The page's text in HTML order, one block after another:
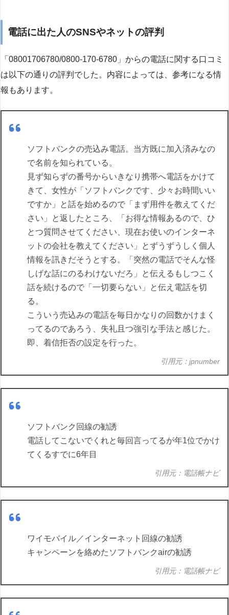
電話に出た人のSNSやネットの評判
「08001706780/0800-170-6780」からの電話に関する口コミ
は以下の通りの評判でした。内容によっては、参考になる情
報もあります。
ソフトバンクの売込み電話。当方既に加入済みなの
で名前を知られている。
見ず知らずの番号からいきなり携帯へ電話をかけて
きて、女性が「ソフトバンクです、少々お時間いい
ですか」と話を始めるので「まず用件を教えてくだ
さい」と返したところ、「お得な情報あるので、ひ
とつ質問させてください、現在お使いのインターネ
ットの会社を教えてください」とずうずうしく個人
情報を訊きだそうとする。「突然の電話でそんな怪
しげな話にのるわけないだろ」と伝えるもしつこく
話を続けるので「一切要らない」と伝え電話を切
る。
こういう売込みの電話を毎日かなりの回数かけまく
ってるのであろう、失礼且つ強引な手法と感じた。
即、着信拒否の設定を行った。
引用元：jpnumber
ソフトバンク回線の勧誘
電話してこないでくれと毎回言ってるが年1位でかけ
てくるすでに6年目
引用元：電話帳ナビ
ワイモバイル／インターネット回線の勧誘
キャンペーンを絡めたソフトバンクairの勧誘
引用元：電話帳ナビ